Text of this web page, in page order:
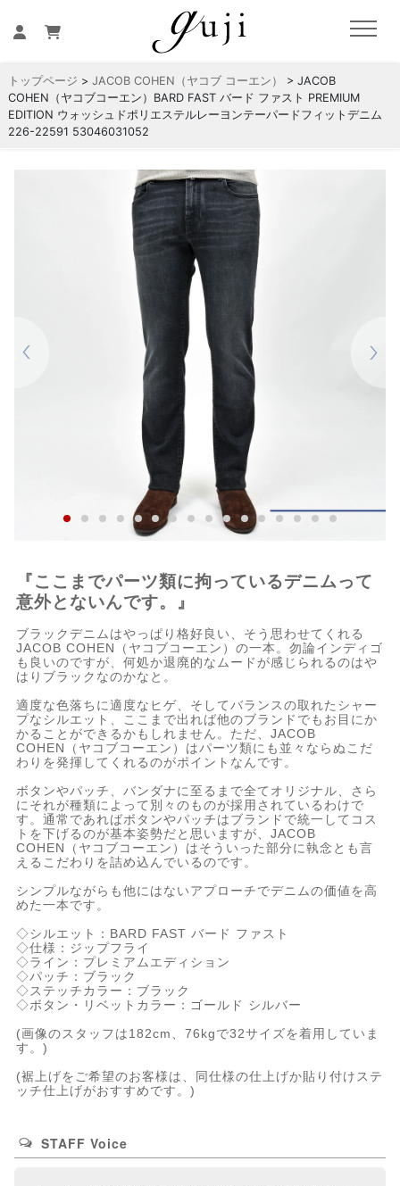
トップページ > JACOB COHEN（ヤコブ コーエン）
> JACOB
COHEN（ヤコブコーエン）BARD FAST バード ファスト PREMIUM
EDITION ウォッシュドポリエステルレーヨンテーパードフィットデニム
226-22591 53046031052
『ここまでパーツ類に拘っているデニムって
意外とないんです。』
ブラックデニムはやっぱり格好良い、そう思わせてくれる
JACOB COHEN（ヤコブコーエン）の一本。勿論インディゴ
も良いのですが、何処か退廃的なムードが感じられるのはや
はりブラックなのかなと。
適度な色落ちに適度なヒゲ、そしてバランスの取れたシャー
プなシルエット、ここまで出れば他のブランドでもお目にか
かることができるかもしれません。ただ、JACOB
COHEN（ヤコブコーエン）はパーツ類にも並々ならぬこだ
わりを発揮してくれるのがポイントなんです。
ボタンやパッチ、バンダナに至るまで全てオリジナル、さら
にそれが種類によって別々のものが採用されているわけで
す。通常であればボタンやパッチはブランドで統一してコス
トを下げるのが基本姿勢だと思いますが、JACOB
COHEN（ヤコブコーエン）はそういった部分に執念とも言
えるこだわりを詰め込んでいるのです。
シンプルながらも他にはないアプローチでデニムの価値を高
めた一本です。
◇シルエット：BARD FAST バード ファスト
◇仕様：ジップフライ
◇ライン：プレミアムエディション
◇パッチ：ブラック
◇ステッチカラー：ブラック
◇ボタン・リベットカラー：ゴールド シルバー
(画像のスタッフは182cm、76kgで32サイズを着用していま
す。)
(裾上げをご希望のお客様は、同仕様の仕上げか貼り付けステ
ッチ仕上げがおすすめです。)
STAFF Voice